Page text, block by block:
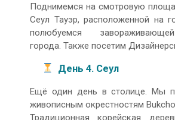
Поднимемся на смотровую
Сеул Тауэр, расположенной на
полюбуемся
города. Также посетим
День 4. Сеул
Ещё один день в столице. Мы
живописным окрестностям
Традиционная корейская